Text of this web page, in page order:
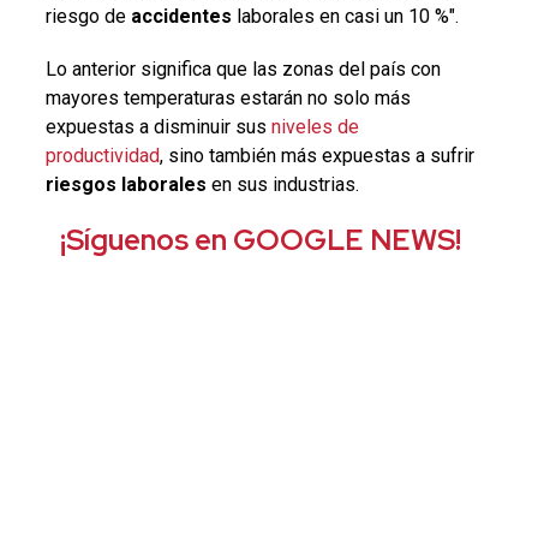
riesgo de accidentes laborales en casi un 10 %".
Lo anterior significa que las zonas del país con
mayores temperaturas estarán no solo más
expuestas a disminuir sus niveles de
productividad, sino también más expuestas a sufrir
riesgos laborales en sus industrias.
¡Síguenos en GOOGLE NEWS!